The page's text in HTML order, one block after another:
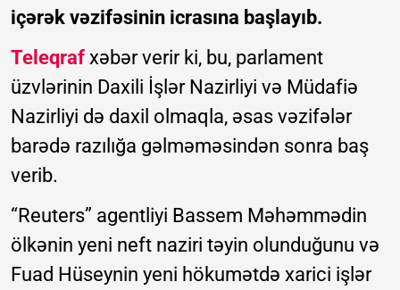
içərək vəzifəsinin icrasına başlayıb.
Teleqraf xəbər verir ki, bu, parlament
üzvlərinin Daxili İşlər Nazirliyi və Müdafiə
Nazirliyi də daxil olmaqla, əsas vəzifələr
barədə razılığa gəlməməsindən sonra baş
verib.
“Reuters” agentliyi Bassem Məhəmmədin
ölkənin yeni neft naziri təyin olunduğunu və
Fuad Hüseynin yeni hökumətdə xarici işlər